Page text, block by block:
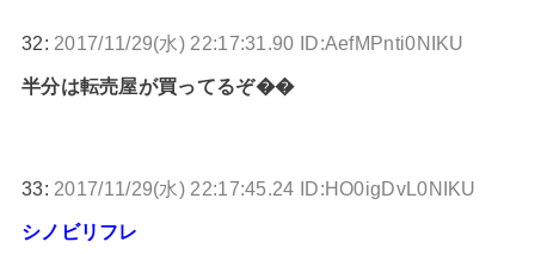
32: 2017/11/29(水) 22:17:31.90 ID:AefMPnti0NIKU
半分は転売屋が買ってるぞ��
33: 2017/11/29(水) 22:17:45.24 ID:HO0igDvL0NIKU
シノビリフレ